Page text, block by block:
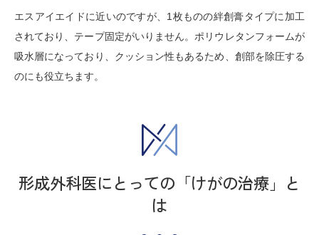
エスアイエイドに近いのですが、1枚ものの絆創膏タイプに加工
されており、テープ固定がいりません。ポリウレタンフォームが
吸水層になっており、クッション性もあるため、創部を除圧する
のにも役立ちます。
形成外科医にとっての「けがの治療」と
は